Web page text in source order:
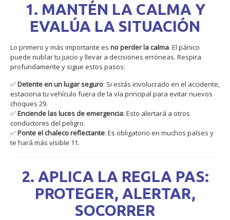
1. MANTÉN LA CALMA Y
EVALÚA LA SITUACIÓN
Lo primero y más importante es no perder la calma. El pánico
puede nublar tu juicio y llevar a decisiones erróneas. Respira
profundamente y sigue estos pasos:
✅Detente en un lugar seguro: Si estás involucrado en el accidente,
estaciona tu vehículo fuera de la vía principal para evitar nuevos
choques 29.
✅Enciende las luces de emergencia: Esto alertará a otros
conductores del peligro.
✅Ponte el chaleco reflectante: Es obligatorio en muchos países y
te hará más visible 11.
2. APLICA LA REGLA PAS:
PROTEGER, ALERTAR,
SOCORRER